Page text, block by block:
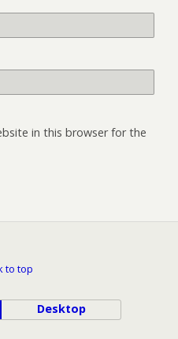
in this browser for the
to top
Desktop